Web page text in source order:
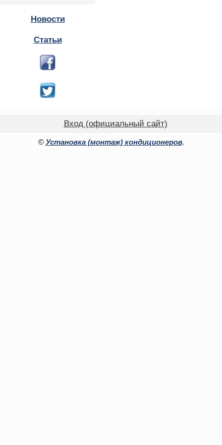
Новости
Статьи
Вход (официальный сайт)
© Установка (монтаж) кондиционеров.